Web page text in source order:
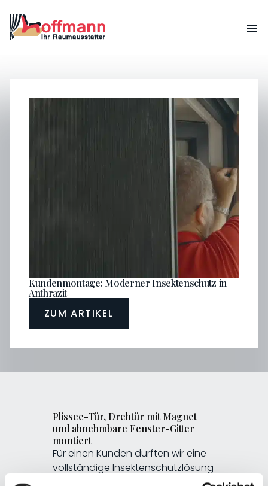
Kundenmontage: Moderner Insektenschutz in
Anthrazit
ZUM ARTIKEL
Plissee-Tür, Drehtür mit Magnet
und abnehmbare Fenster-Gitter
montiert
Für einen Kunden durften wir eine
vollständige Insektenschutzlösung